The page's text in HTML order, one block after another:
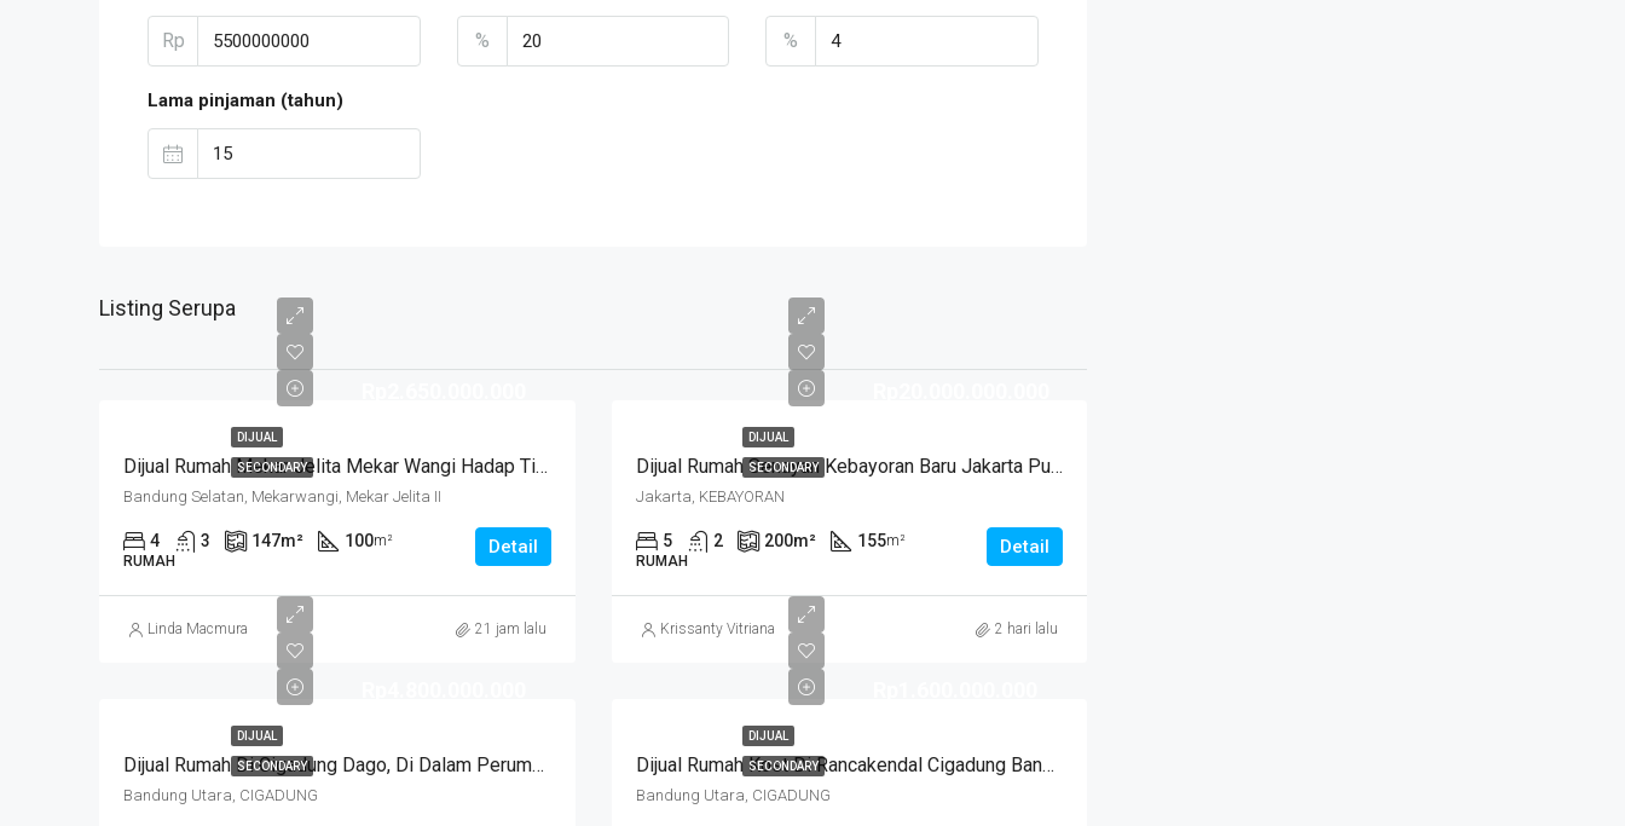
Rp % %
Lama pinjaman (tahun)
Listing Serupa
DIJUAL
SECONDARY Dijual Rumah Mekar Jelita Mekar Wangi Hadap Timur Harga Di Bawah 3 M
Bandung Selatan, Mekarwangi, Mekar Jelita II
4 3 147m² 100m²
RUMAH
Detail
Linda Macmura 21 jam lalu
DIJUAL
SECONDARY Dijual Rumah Senayan Kebayoran Baru Jakarta Pusat
Jakarta, KEBAYORAN
5 2 200m² 155m²
RUMAH
Detail
Krissanty Vitriana 2 hari lalu
DIJUAL
SECONDARY Dijual Rumah Di Cigadung Dago, Di Dalam Perumahan, Lokasi Strategis Siap Huni Semi Furnished
Bandung Utara, CIGADUNG
DIJUAL
SECONDARY Dijual Rumah Kost Di Rancakendal Cigadung Bandung
Bandung Utara, CIGADUNG